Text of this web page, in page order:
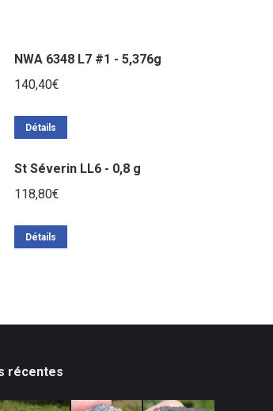
NWA 6348 L7 #1 - 5,376g
140,40€
Détails
St Séverin LL6 - 0,8 g
118,80€
Détails
récentes